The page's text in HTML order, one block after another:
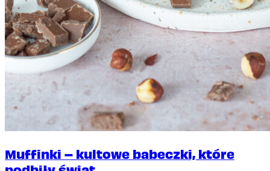
Muffinki – kultowe babeczki, które